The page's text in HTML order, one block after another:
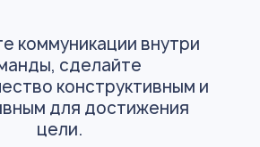
коммуникации внутри
сделайте
конструктивным и
для достижения
цели.